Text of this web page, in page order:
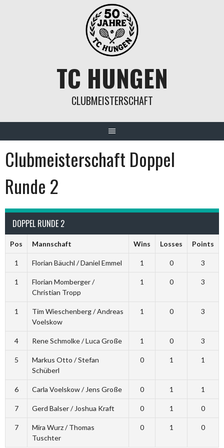
TC HUNGEN
CLUBMEISTERSCHAFT
Clubmeisterschaft Doppel
Runde 2
DOPPEL RUNDE 2
Pos Mannschaft Wins Losses Points
1 Florian Bäuchl / Daniel Emmel 1 0 3
1
Florian Momberger /
Christian Tropp
1 0 3
1
Tim Wieschenberg / Andreas
Voelskow
1 0 3
4 Rene Schmolke / Luca Große 1 0 3
5
Markus Otto / Stefan
Schüberl
0 1 1
6 Carla Voelskow / Jens Große 0 1 1
7 Gerd Balser / Joshua Kraft 0 1 0
7
Mira Wurz / Thomas
Tuschter
0 1 0